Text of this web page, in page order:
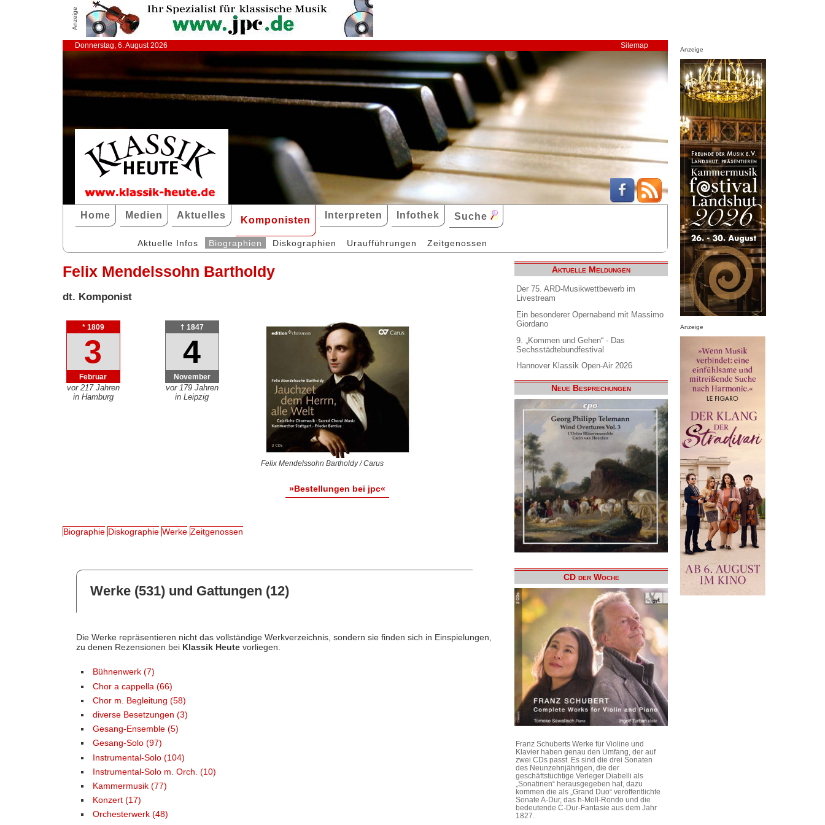
Anzeige
Donnerstag, 6. August 2026 Sitemap
Home Medien Aktuelles Komponisten Interpreten Infothek Suche
Aktuelle Infos Biographien Diskographien Uraufführungen Zeitgenossen
Felix Mendelssohn Bartholdy
dt. Komponist
* 1809
3
Februar
vor 217 Jahren
in Hamburg
† 1847
4
November
vor 179 Jahren
in Leipzig
Felix Mendelssohn Bartholdy / Carus
»Bestellungen bei jpc«
Biographie Diskographie Werke Zeitgenossen
Werke (531) und Gattungen (12)
Die Werke repräsentieren nicht das vollständige Werkverzeichnis, sondern sie finden sich in Einspielungen,
zu denen Rezensionen bei Klassik Heutevorliegen.
Bühnenwerk (7)
Chor a cappella (66)
Chor m. Begleitung (58)
diverse Besetzungen (3)
Gesang-Ensemble (5)
Gesang-Solo (97)
Instrumental-Solo (104)
Instrumental-Solo m. Orch. (10)
Kammermusik (77)
Konzert (17)
Orchesterwerk (48)
Aktuelle Meldungen
Der 75. ARD-Musikwettbewerb im
Livestream
Ein besonderer Opernabend mit Massimo
Giordano
9. „Kommen und Gehen“ - Das
Sechsstädtebundfestival
Hannover Klassik Open-Air 2026
Neue Besprechungen
CD der Woche
Franz Schuberts Werke für Violine und
Klavier haben genau den Umfang, der auf
zwei CDs passt. Es sind die drei Sonaten
des Neunzehnjährigen, die der
geschäftstüchtige Verleger Diabelli als
„Sonatinen“ herausgegeben hat, dazu
kommen die als „Grand Duo“ veröffentlichte
Sonate A-Dur, das h-Moll-Rondo und die
bedeutende C-Dur-Fantasie aus dem Jahr
1827.
Anzeige
Anzeige